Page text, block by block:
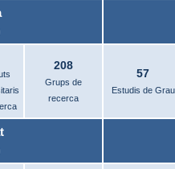
208
Grups de
recerca
57
Estudis de Grau